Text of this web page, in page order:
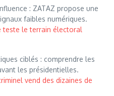
: ZATAZ propose une
faibles numériques.
teste le terrain électoral
ciblés : comprendre les
les présidentielles.
vend des dizaines de